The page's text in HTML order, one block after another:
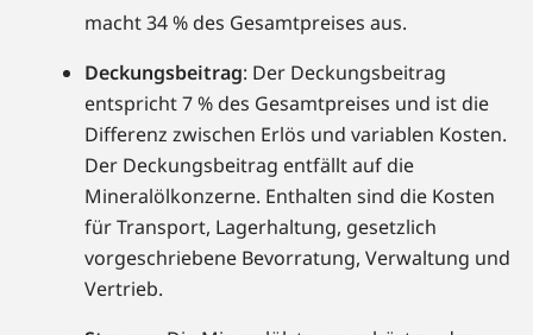
macht 34 % des Gesamtpreises aus.
Deckungsbeitrag: Der Deckungsbeitrag
entspricht 7 % des Gesamtpreises und ist die
Differenz zwischen Erlös und variablen Kosten.
Der Deckungsbeitrag entfällt auf die
Mineralölkonzerne. Enthalten sind die Kosten
für Transport, Lagerhaltung, gesetzlich
vorgeschriebene Bevorratung, Verwaltung und
Vertrieb.